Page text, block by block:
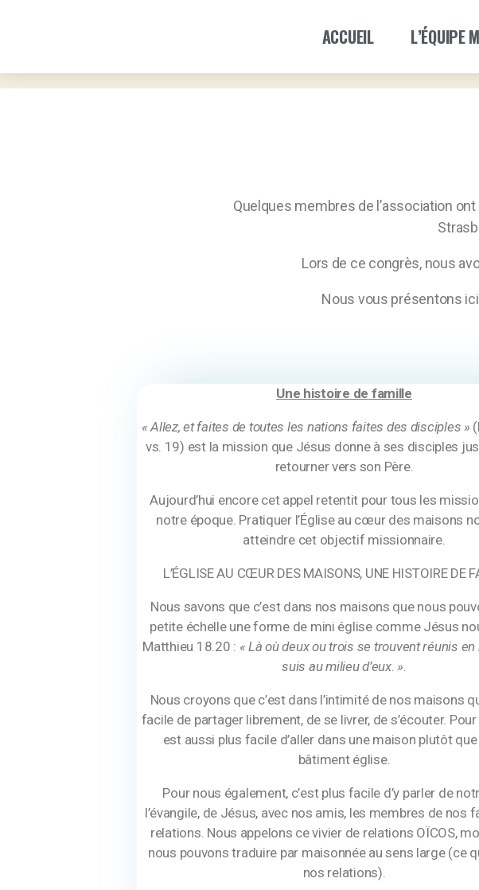
ACCUEIL L’ÉQUIPE
Quelques membres de l’association
Lors de ce congrès, nous
Nous vous présentons
Une histoire de famille
« Allez, et faites de toutes les nations faites des disciples »
vs. 19) est la mission que Jésus donne à ses disciples
retourner vers son Père.
Aujourd’hui encore cet appel retentit pour tous les
notre époque. Pratiquer l’Église au cœur des maisons
atteindre cet objectif missionnaire.
L’ÉGLISE AU CŒUR DES MAISONS, UNE HISTOIRE DE
Nous savons que c’est dans nos maisons que nous
petite échelle une forme de mini église comme Jésus
Matthieu 18.20 : « Là où deux ou trois se trouvent réunis en
suis au milieu d’eux. ».
Nous croyons que c’est dans l’intimité de nos maisons
facile de partager librement, de se livrer, de s’écouter.
est aussi plus facile d’aller dans une maison plutôt
bâtiment église.
Pour nous également, c’est plus facile d’y parler de
l’évangile, de Jésus, avec nos amis, les membres de nos
relations. Nous appelons ce vivier de relations OÏCOS,
nous pouvons traduire par maisonnée au sens large (ce
nos relations).